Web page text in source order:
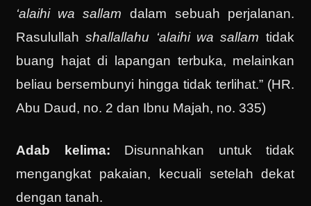
‘alaihi wa sallam dalam sebuah perjalanan.
Rasulullahshallallahu ‘alaihi wa sallam tidak
buang hajat di lapangan terbuka, melainkan
beliau bersembunyi hingga tidak terlihat.” (HR.
Abu Daud, no. 2 dan Ibnu Majah, no. 335)
Adab kelima: Disunnahkan untuk tidak
mengangkat pakaian, kecuali setelah dekat
dengan tanah.